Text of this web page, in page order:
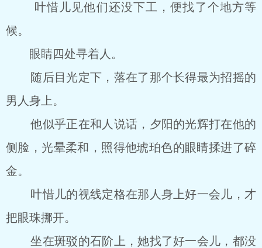
叶惜儿见他们还没下工，便找了个地方等
候。
眼睛四处寻着人。
随后目光定下，落在了那个长得最为招摇的
男人身上。
他似乎正在和人说话，夕阳的光辉打在他的
侧脸，光晕柔和，照得他琥珀色的眼睛揉进了碎
金。
叶惜儿的视线定格在那人身上好一会儿，才
把眼珠挪开。
坐在斑驳的石阶上，她找了好一会儿，都没